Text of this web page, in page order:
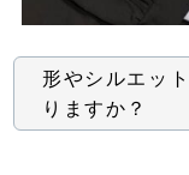
形やシルエッ
りますか？